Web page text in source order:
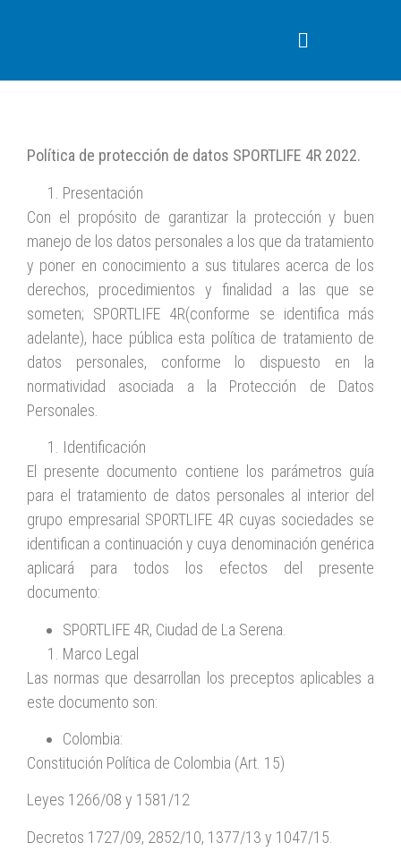
Política de protección de datos SPORTLIFE 4R 2022.
Presentación
Con el propósito de garantizar la protección y buen
manejo de los datos personales a los que da tratamiento
y poner en conocimiento a sus titulares acerca de los
derechos, procedimientos y finalidad a las que se
someten; SPORTLIFE 4R(conforme se identifica más
adelante), hace pública esta política de tratamiento de
datos personales, conforme lo dispuesto en la
normatividad asociada a la Protección de Datos
Personales.
Identificación
El presente documento contiene los parámetros guía
para el tratamiento de datos personales al interior del
grupo empresarial SPORTLIFE 4R cuyas sociedades se
identifican a continuación y cuya denominación genérica
aplicará para todos los efectos del presente
documento:
SPORTLIFE 4R, Ciudad de La Serena.
Marco Legal
Las normas que desarrollan los preceptos aplicables a
este documento son:
Colombia:
Constitución Política de Colombia (Art. 15)
Leyes 1266/08 y 1581/12
Decretos 1727/09, 2852/10, 1377/13 y 1047/15.